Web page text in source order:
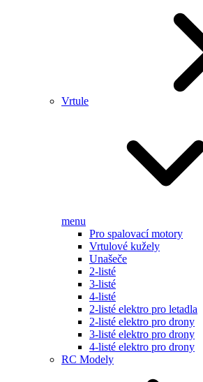
Vrtule
menu
Pro spalovací motory
Vrtulové kužely
Unašeče
2-listé
3-listé
4-listé
2-listé elektro pro letadla
2-listé elektro pro drony
3-listé elektro pro drony
4-listé elektro pro drony
RC Modely